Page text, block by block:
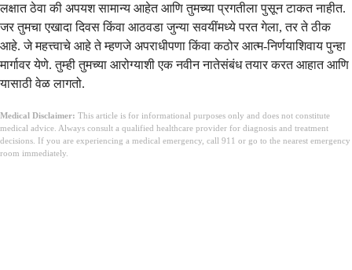
लक्षात ठेवा की अपयश सामान्य आहेत आणि तुमच्या प्रगतीला पुसून टाकत नाहीत.
जर तुमचा एखादा दिवस किंवा आठवडा जुन्या सवयींमध्ये परत गेला, तर ते ठीक
आहे. जे महत्त्वाचे आहे ते म्हणजे अपराधीपणा किंवा कठोर आत्म-निर्णयाशिवाय पुन्हा
मार्गावर येणे. तुम्ही तुमच्या आरोग्याशी एक नवीन नातेसंबंध तयार करत आहात आणि
यासाठी वेळ लागतो.
Medical Disclaimer: This article is for informational purposes only and does not constitute
medical advice. Always consult a qualified healthcare provider for diagnosis and treatment
decisions. If you are experiencing a medical emergency, call 911 or go to the nearest emergency
room immediately.